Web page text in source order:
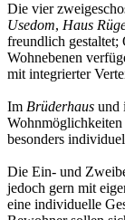
Die vier
Usedom, Haus
freundlich
Wohnebenen
mit integrierter
Im Brüderhaus und
besonders
Die Ein- und
jedoch gern mit
eine individuelle